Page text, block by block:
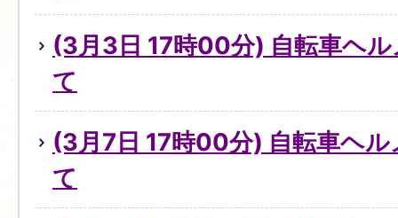
(3月3日 17時00分) 自転車ヘ
て
(3月7日 17時00分) 自転車ヘ
て